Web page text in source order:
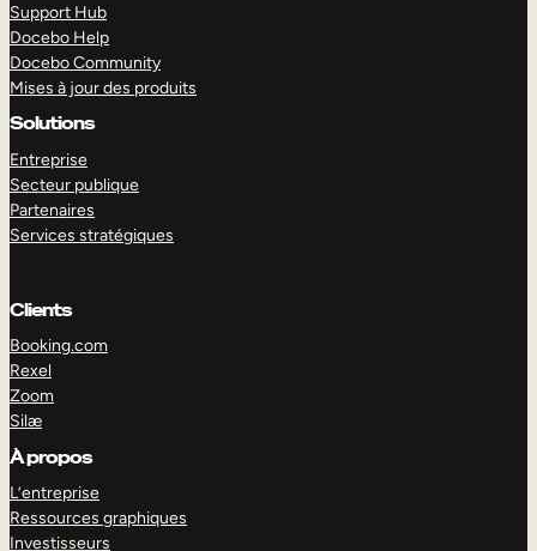
Support Hub
Docebo Help
Docebo Community
Mises à jour des produits
Solutions
Entreprise
Secteur publique
Partenaires
Services stratégiques
Clients
Booking.com
Rexel
Zoom
Silæ
À propos
L’entreprise
Ressources graphiques
Investisseurs